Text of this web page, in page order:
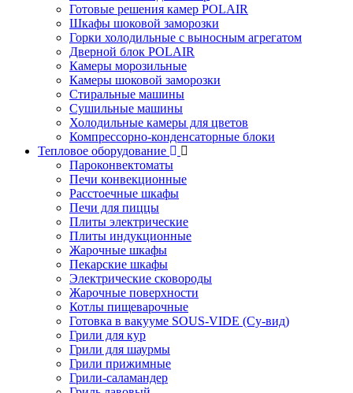
Готовые решения камер POLAIR
Шкафы шоковой заморозки
Горки холодильные с выносным агрегатом
Дверной блок POLAIR
Камеры морозильные
Камеры шоковой заморозки
Стиральные машины
Сушильные машины
Холодильные камеры для цветов
Компрессорно-конденсаторные блоки
Тепловое оборудование
Пароконвектоматы
Печи конвекционные
Расстоечные шкафы
Печи для пиццы
Плиты электрические
Плиты индукционные
Жарочные шкафы
Пекарские шкафы
Электрические сковороды
Жарочные поверхности
Котлы пищеварочные
Готовка в вакууме SOUS-VIDE (Су-вид)
Грили для кур
Грили для шаурмы
Грили прижимные
Грили-саламандер